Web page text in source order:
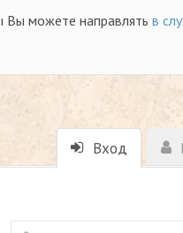
Вы можете направлять в
Вход